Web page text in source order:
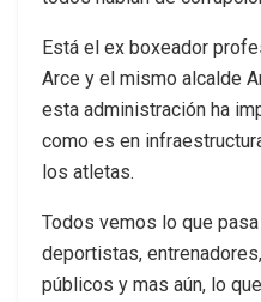
Está el ex boxeador
Arce y el mismo alcalde
esta administración ha
como es en
los atletas.
Todos vemos lo que
deportistas,
públicos y mas aún, lo